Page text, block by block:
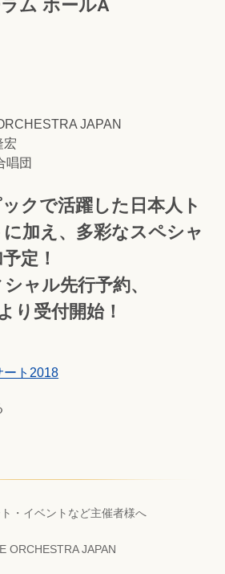
ム ホールA
JAPAN
宏
唱団
クで活躍した日本人ト
加え、多彩なスペシャ
定！
ャル先行予約、
り受付開始！
ト2018
・イベントなど主催者様へ
ORCHESTRA JAPAN